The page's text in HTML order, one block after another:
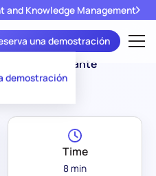
demostración
and Knowledge Management
una demostración
de Restaurante
Time
8 min